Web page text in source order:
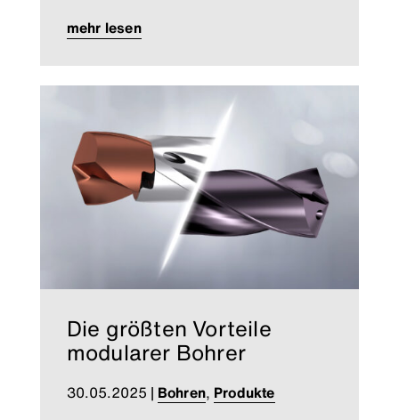
mehr lesen
Die größten Vorteile
modularer Bohrer
30.05.2025 | Bohren, Produkte